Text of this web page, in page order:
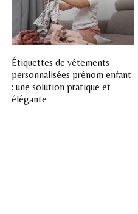
Étiquettes de vêtements
personnalisées prénom enfant
: une solution pratique et
élégante